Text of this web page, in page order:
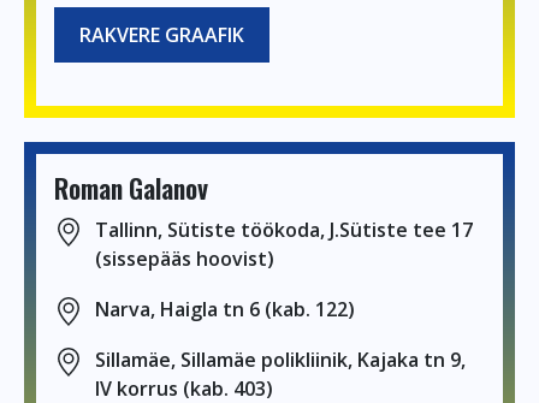
RAKVERE GRAAFIK
Roman Galanov
Tallinn, Sütiste töökoda, J.Sütiste tee 17
(sissepääs hoovist)
Narva, Haigla tn 6 (kab. 122)
Sillamäe, Sillamäe polikliinik, Kajaka tn 9,
IV korrus (kab. 403)